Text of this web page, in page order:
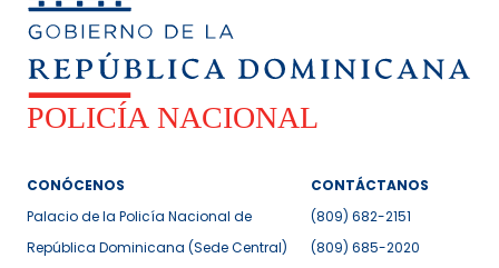
CONÓCENOS
Palacio de la Policía Nacional de
República Dominicana (Sede Central)
CONTÁCTANOS
(809) 682-2151
(809) 685-2020